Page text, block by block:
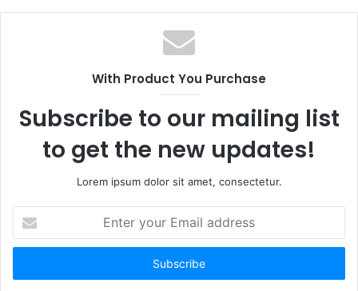
With Product You Purchase
Subscribe to our mailing list
to get the new updates!
Lorem ipsum dolor sit amet, consectetur.
t
r